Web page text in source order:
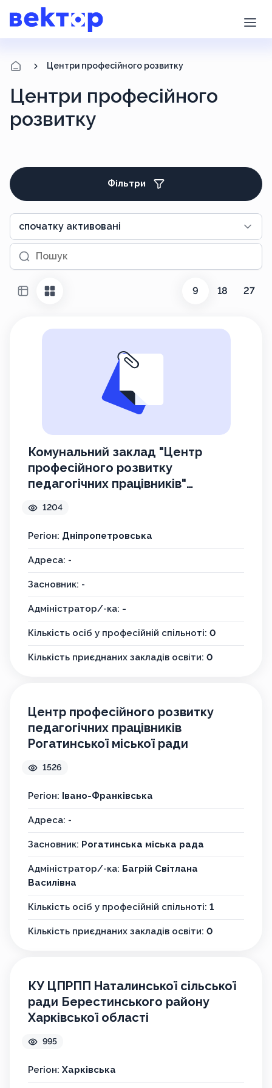
Центри професійного розвитку
Центри професійного
розвитку
Фільтри
спочатку активовані
Пошук
9 18 27
Комунальний заклад "Центр
професійного розвитку
педагогічних працівників"
1204
Регіон: Дніпропетровська
Адреса: -
Засновник: -
Адміністратор/-ка: -
Кількість осіб у професійній спільноті: 0
Кількість приєднаних закладів освіти: 0
Центр професійного розвитку
педагогічних працівників
Рогатинської міської ради
1526
Регіон: Івано-Франківська
Адреса: -
Засновник: Рогатинська міська рада
Адміністратор/-ка: Багрій Світлана
Василівна
Кількість осіб у професійній спільноті: 1
Кількість приєднаних закладів освіти: 0
КУ ЦПРПП Наталинської сільської
ради Берестинського району
Харківської області
995
Регіон: Харківська